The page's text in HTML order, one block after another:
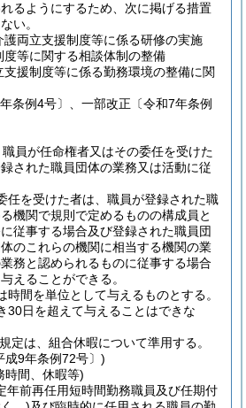
るようにするため、次に掲げる措置
い。
護両立支援制度等に係る研修の実施
度等に関する相談体制の整備
支援制度等に係る勤務環境の整備に関
条例4号〕、一部改正〔令和7年条例
員が任命権者又はその委任を受けた
された職員団体の業務又は活動に従
任を受けた者は、職員が登録された職
機関で規則で定めるものの構成員と
従事する場合及び登録された職員団
のこれらの機関に相当する機関の業
務と認められるものに従事する場合
えることができる。
時間を単位として与えるものとする。
30日を超えて与えることはできな
定は、組合休暇について準用する。
成9年条例72号〕)
時間、休暇等)
年前再任用短時間勤務職員及び任期付